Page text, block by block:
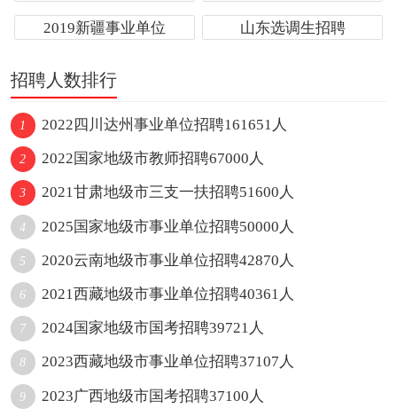
2019新疆事业单位 山东选调生招聘
招聘人数排行
1 2022四川达州事业单位招聘161651人
2 2022国家地级市教师招聘67000人
3 2021甘肃地级市三支一扶招聘51600人
4 2025国家地级市事业单位招聘50000人
5 2020云南地级市事业单位招聘42870人
6 2021西藏地级市事业单位招聘40361人
7 2024国家地级市国考招聘39721人
8 2023西藏地级市事业单位招聘37107人
9 2023广西地级市国考招聘37100人